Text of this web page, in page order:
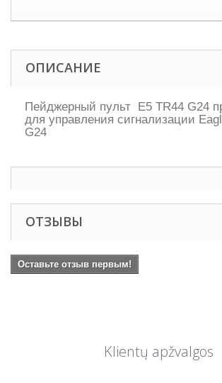
ОПИСАНИЕ
Пейджерный пульт E5 TR44 G24
для управления сигнализации
G24
ОТЗЫВЫ
Оставьте отзыв первым!
Klientų apžvalgos